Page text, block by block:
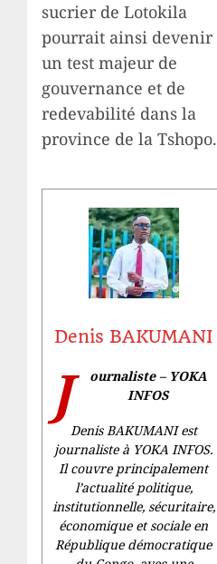
sucrier de Lotokila
pourrait ainsi devenir
un test majeur de
gouvernance et de
redevabilité dans la
province de la Tshopo.
Denis BAKUMANI
J
ournaliste – YOKA
INFOS
Denis BAKUMANI est
journaliste à YOKA INFOS.
Il couvre principalement
l’actualité politique,
institutionnelle, sécuritaire,
économique et sociale en
République démocratique